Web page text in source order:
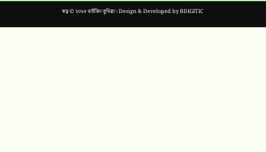
স্বত্ব © ২০২৩ রাইজিং কুমিল্লা। Design & Developed byBDIGITIC